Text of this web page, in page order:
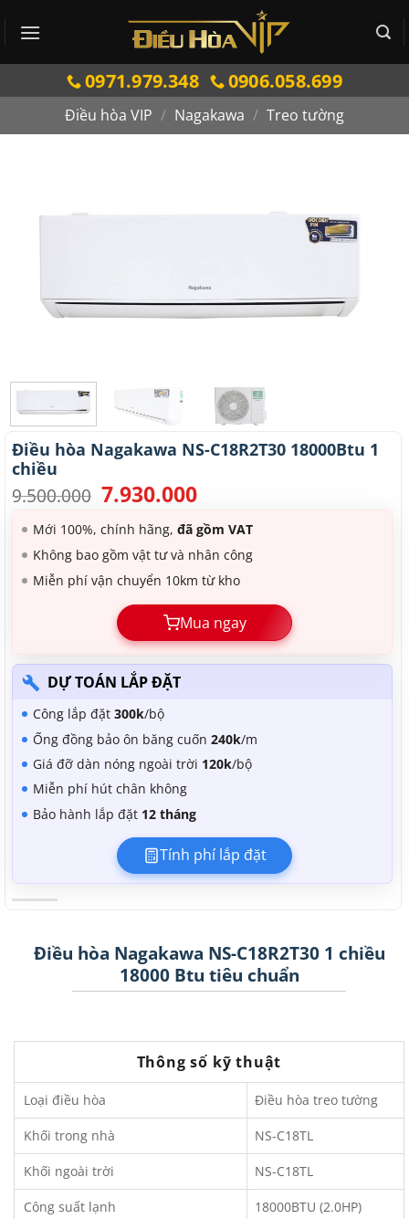
qua
0971.979.348 0906.058.699
Điều hòa VIP / Nagakawa / Treo tường
Điều hòa Nagakawa NS-C18R2T30 18000Btu 1
chiều
9.500.000 Giá
gốc
là:
9.500.000.
7.930.000Giá
tại
là:
7.930.000.
Mới 100%, chính hãng, đã gồm VAT
Không bao gồm vật tư và nhân công
Miễn phí vận chuyển 10km từ kho
Mua ngay
DỰ TOÁN LẮP ĐẶT
Công lắp đặt 300k/bộ
Ống đồng bảo ôn băng cuốn 240k/m
Giá đỡ dàn nóng ngoài trời 120k/bộ
Miễn phí hút chân không
Bảo hành lắp đặt 12 tháng
Tính phí lắp đặt
Điều hòa Nagakawa NS-C18R2T30 1 chiều
18000 Btu tiêu chuẩn
Thông số kỹ thuật
Loại điều hòa Điều hòa treo tường
Khối trong nhà NS-C18TL
Khối ngoài trời NS-C18TL
Công suất lạnh 18000BTU (2.0HP)